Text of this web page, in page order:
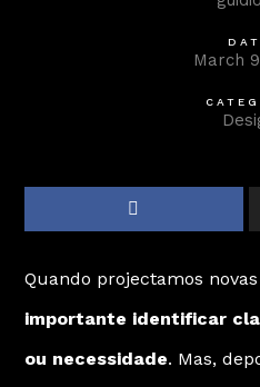
March
Quando projectamos
importante identificar
ou necessidade. Mas,